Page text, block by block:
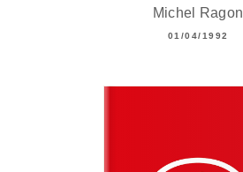
Michel Ragon
01/04/1992